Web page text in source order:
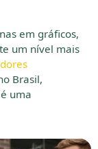
em gráficos,
um nível mais
Brasil,
uma